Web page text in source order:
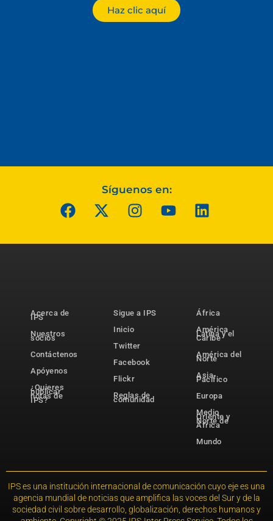
Haz clic aquí
Síguenos en:
Acerca de
IPS
Nuestros
socios
Contáctenos
Apóyenos
¿Quieres
publicar
notas de
IPS?
Sigue a IPS
Inicio
Twitter
Facebook
Flickr
Reglas de
comunidad
África
América
Latina y el
Caribe
América del
Norte
Asia-
Pacífico
Europa
Medio
Oriente y
Norte de
África
Mundo
IPS es una institución internacional de comunicación cuyo eje es una
agencia mundial de noticias que amplifica las voces del Sur y de la
sociedad civil sobre desarrollo, globalización, derechos humanos y